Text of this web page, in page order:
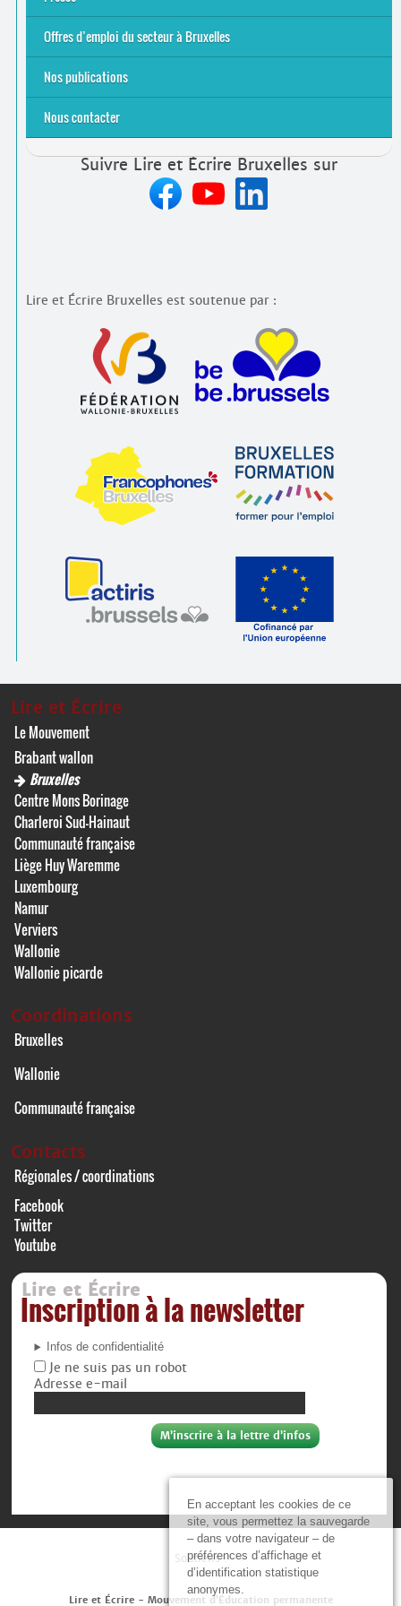
En acceptant les cookies de ce
site, vous permettez la sauvegarde
– dans votre navigateur – de
préférences d’affichage et
d’identification statistique
anonymes.
2021
2024
2025
Offres d’emploi du secteur à Bruxelles
Emplois rémunérés
Bénévolat
Candidature spontanée à Lire et Écrire Bruxelles
Nos publications
Nous contacter
Suivre Lire et Écrire Bruxelles sur
Lire et Écrire Bruxelles est soutenue par :
Lire et Écrire
Le Mouvement
Brabant wallon
Bruxelles
Centre Mons Borinage
Charleroi Sud-Hainaut
Communauté française
Liège Huy Waremme
Luxembourg
Namur
Verviers
Wallonie
Wallonie picarde
Coordinations
Bruxelles
Wallonie
Communauté française
Contacts
Régionales / coordinations
Facebook
Twitter
Youtube
Lire et Écrire
Inscription à la newsletter
Infos de confidentialité
Je ne suis pas un robot
Adresse e-mail
Soutiens :
Lire et Écrire - Mouvement d’Éducation permanente